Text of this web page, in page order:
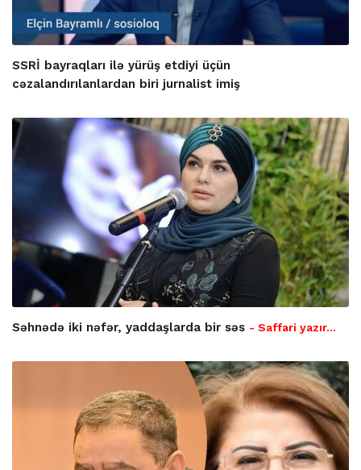
SSRİ bayraqları ilə yürüş etdiyi üçün
cəzalandırılanlardan biri jurnalist imiş
Səhnədə iki nəfər, yaddaşlarda bir səs - Saffari yazır…